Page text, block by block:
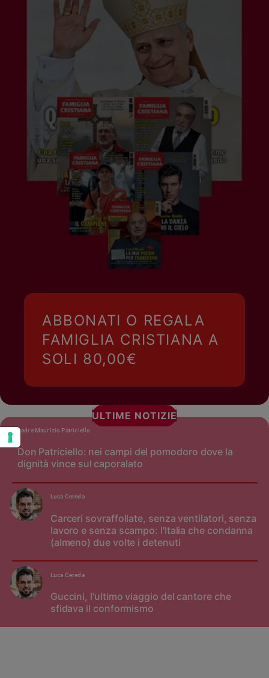
ABBONATI O REGALA
FAMIGLIA CRISTIANA A
SOLI 80,00€
ULTIME NOTIZIE
Don Patriciello: nei campi del pomodoro dove la
dignità vince sul caporalato
padre Maurizio Patriciello
Carceri sovraffollate, senza ventilatori, senza
lavoro e senza scampo: l'Italia che condanna
(almeno) due volte i detenuti
Luca Cereda
Guccini, l'ultimo viaggio del cantore che
sfidava il conformismo
Luca Cereda